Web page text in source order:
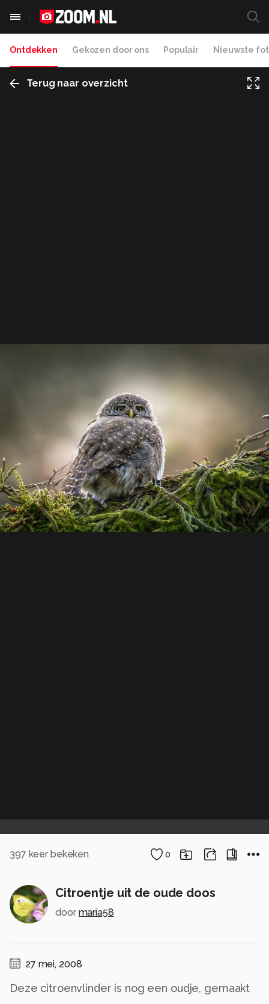
Ontdekken Gekozen door ons Populair Nieuwste
Terug naar overzicht
397 keer bekeken 0
Citroentje uit de oude doos
door maria58
27 mei, 2008
Deze citroenvlinder is nog een oudje, gemaakt